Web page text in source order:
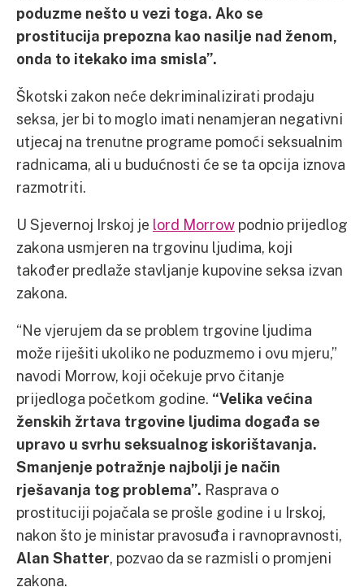
poduzme nešto u vezi toga. Ako se
prostitucija prepozna kao nasilje nad ženom,
onda to itekako ima smisla”.
Škotski zakon neće dekriminalizirati prodaju
seksa, jer bi to moglo imati nenamjeran negativni
utjecaj na trenutne programe pomoći seksualnim
radnicama, ali u budućnosti će se ta opcija iznova
razmotriti.
U Sjevernoj Irskoj je lord Morrow podnio prijedlog
zakona usmjeren na trgovinu ljudima, koji
također predlaže stavljanje kupovine seksa izvan
zakona.
“Ne vjerujem da se problem trgovine ljudima
može riješiti ukoliko ne poduzmemo i ovu mjeru,”
navodi Morrow, koji očekuje prvo čitanje
prijedloga početkom godine. “Velika većina
ženskih žrtava trgovine ljudima događa se
upravo u svrhu seksualnog iskorištavanja.
Smanjenje potražnje najbolji je način
rješavanja tog problema”. Rasprava o
prostituciji pojačala se prošle godine i u Irskoj,
nakon što je ministar pravosuđa i ravnopravnosti,
Alan Shatter, pozvao da se razmisli o promjeni
zakona.